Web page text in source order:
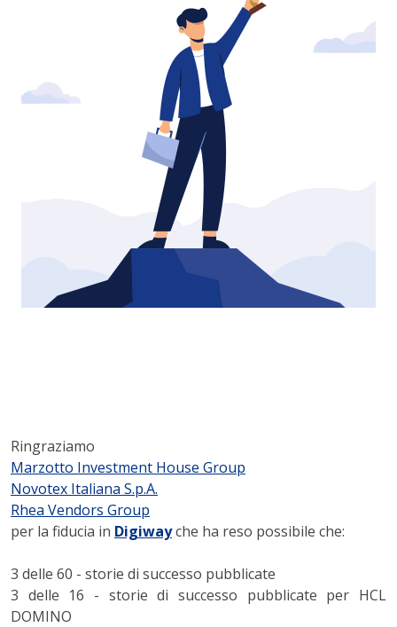
Ringraziamo
Marzotto Investment House Group
Novotex Italiana S.p.A.
Rhea Vendors Group
per la fiducia in Digiwayche ha reso possibile che:
3 delle 60 - storie di successo pubblicate
3 delle 16 - storie di successo pubblicate per HCL
DOMINO